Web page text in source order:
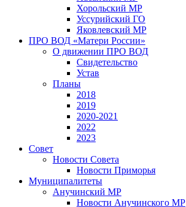
Хорольский МР
Уссурийский ГО
Яковлевский МР
ПРО ВОД «Матери России»
О движении ПРО ВОД
Свидетельство
Устав
Планы
2018
2019
2020-2021
2022
2023
Совет
Новости Совета
Новости Приморья
Муниципалитеты
Анучинский МР
Новости Анучинского МР